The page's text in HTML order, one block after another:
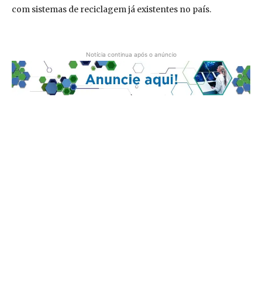
com sistemas de reciclagem já existentes no país.
Notícia continua após o anúncio